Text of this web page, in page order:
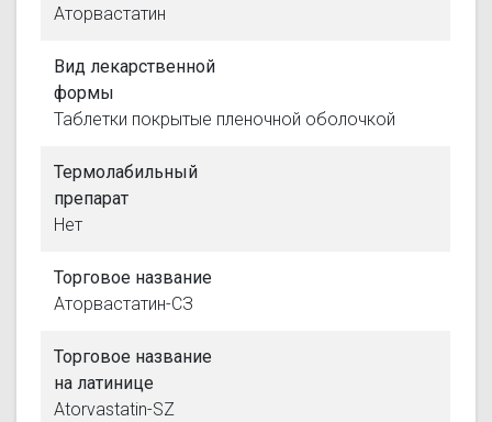
Аторвастатин
Вид лекарственной
формы
Таблетки покрытые пленочной оболочкой
Термолабильный
препарат
Нет
Торговое название
Аторвастатин-СЗ
Торговое название
на латинице
Atorvastatin-SZ